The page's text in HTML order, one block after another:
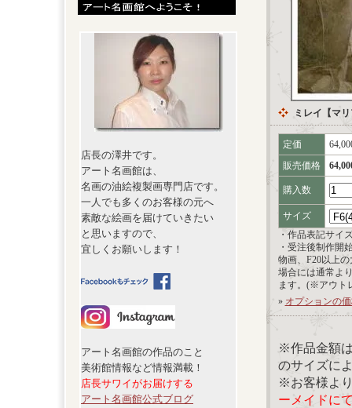
店長の澤井です。
アート名画館は、
名画の油絵複製画専門店です。
一人でも多くのお客様の元へ
素敵な絵画を届けていきたい
と思いますので、
宜しくお願いします！
アート名画館の作品のこと
美術館情報など情報満載！
店長サワイがお届けする
アート名画館公式ブログ
ミレイ【マ
定価
販売価格
購入数
サイズ
・作品表記サイ
・受注後制作開
物画、F20以上
場合には通常よ
ます。(※アウト
» オプションの
※作品金額
のサイズに
※お客様よ
ーメイドに